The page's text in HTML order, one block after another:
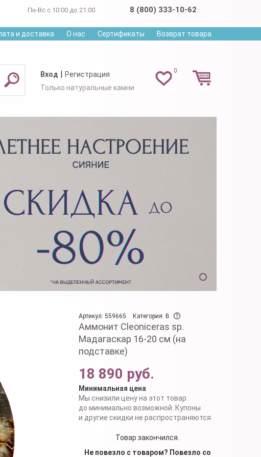
Пн-Вс с 10:00 до 21:00 8 (800) 333-10-62
и доставка О нас Сертификаты Возврат товара
0
Вход | Регистрация
Только натуральные камни
Артикул: 559665
Категория: B
Аммонит Cleoniceras sp.
Мадагаскар 16-20 см (на
подставке)
18 890 руб.
Минимальная цена
Мы снизили цену на этот товар
до минимально возможной. Купоны
и другие скидки не распространяются.
Товар закончился.
Не повезло с товаром? Повезло со